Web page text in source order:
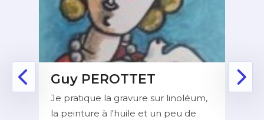
Guy PEROTTET
Je pratique la gravure sur linoléum,
la peinture à l'huile et un peu de